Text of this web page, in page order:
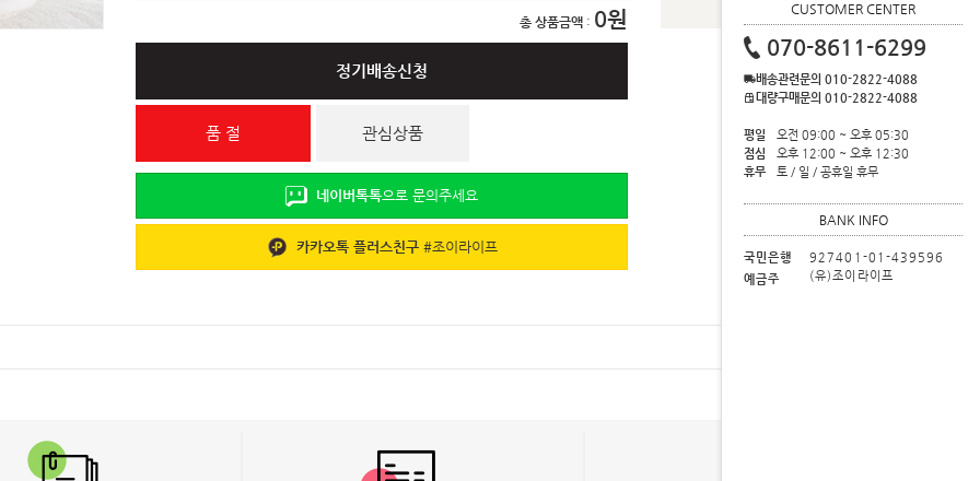
총 상품금액 : 0
정기배송신청
품 절 관심상품
네이버톡톡으로 문의주세요
카카오톡 플러스친구#조이라이프
CUSTOMER CENTER
070-8611-6299
배송관련문의 010-2822-4088
대량구매문의 010-2822-4088
평일
오전 09:00 ~ 오후 05:30
점심
오후 12:00 ~ 오후 12:30
휴무
토 / 일 / 공휴일 휴무
BANK INFO
국민은행
927401-01-439596
예금주
(유)조이라이프